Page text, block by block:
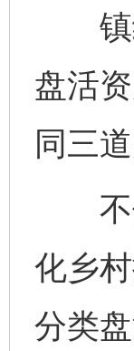
镇纪
盘活
同三
不仅
化乡
分类